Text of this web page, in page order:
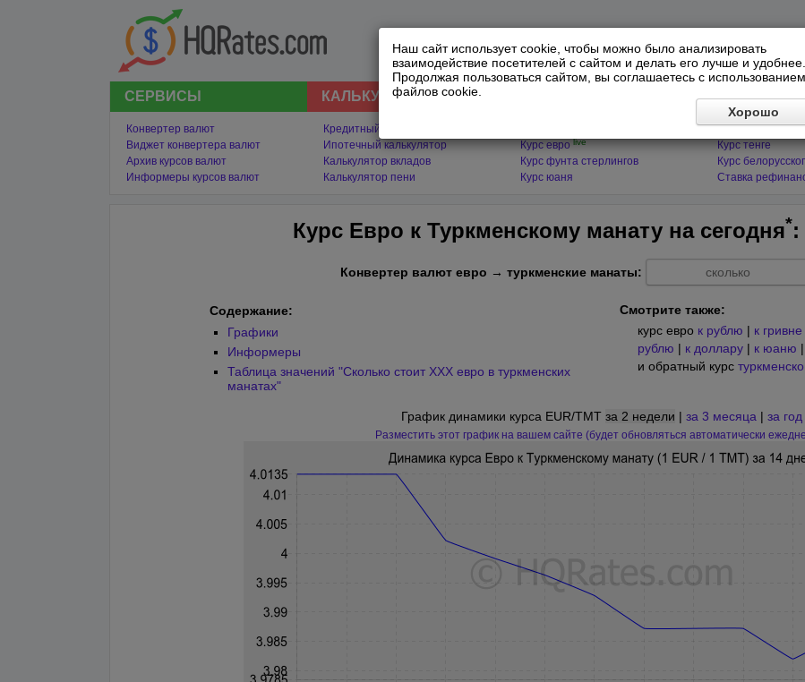
Наш сайт использует cookie, чтобы можно было анализировать
взаимодействие посетителей с сайтом и делать его лучше и удобнее.
Продолжая пользоваться сайтом, вы соглашаетесь с использованием
файлов cookie.
Хорошо
СЕРВИСЫ
Конвертер валют
Виджет конвертера валют
Архив курсов валют
Информеры курсов валют
КАЛЬКУЛЯТОРЫ
Кредитный калькулятор
Ипотечный калькулятор
Калькулятор вкладов
Калькулятор пени
Курс евро live
Курс фунта стерлингов
Курс юаня
ФИНАНСЫ
Курс гривны
Курс тенге
Курс
Ставка
Курс Евро к Туркменскому манату на сегодня*:
Конвертер валют евро → туркменские манаты:
Содержание:
Графики
Информеры
Таблица значений "Сколько стоит XXX евро в туркменских
манатах"
Смотрите также:
курс евро к рублю | к гривне
рублю | к доллару | к юаню |
и обратный курс
График динамики курса EUR/TMT за 2 недели | за 3 месяца | за год
Разместить этот график на вашем сайте (будет обновляться автоматически